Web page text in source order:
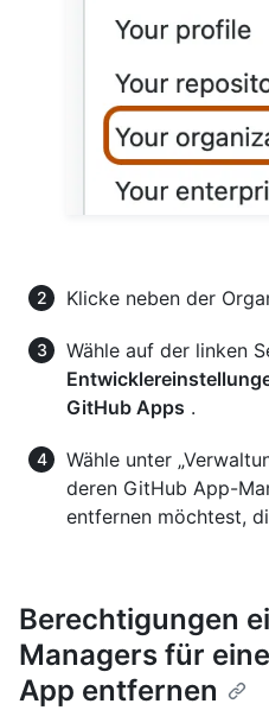
Klicke neben der
Wähle auf der linken
GitHub Apps .
Wähle unter
deren GitHub App-
entfernen möchtest,
Berechtigungen
Managers für
App entfernen